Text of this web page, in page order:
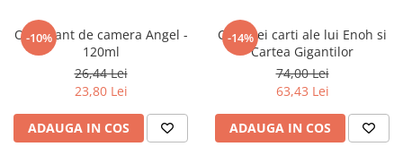
Terapii Alternative
AudioBook
Beletristica
Biografii, Memorii, Jurnale
Carti erotice
-10%
Odorizant de camera Angel -
120ml
26,44 Lei
23,80 Lei
ADAUGA IN COS
-14%
Cele trei carti ale lui Enoh si
Cartea Gigantilor
74,00 Lei
63,43 Lei
ADAUGA IN COS